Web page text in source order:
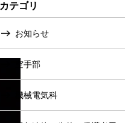
カテゴリ
お知らせ
空手部
機械電気科